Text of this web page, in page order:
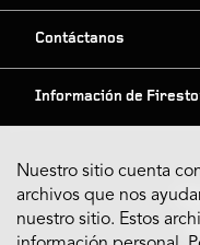
Contáctanos
Información de
Nuestro sitio cuenta
archivos que nos
nuestro sitio. Estos